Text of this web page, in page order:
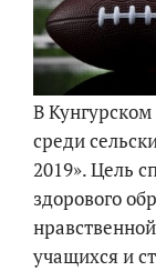
В
среди
2019». Цель
здорового
учащихся и